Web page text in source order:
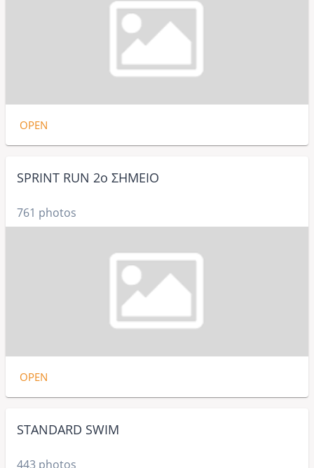
OPEN
SPRINT RUN 2ο ΣΗΜΕΙΟ
761 photos
OPEN
STANDARD SWIM
443 photos